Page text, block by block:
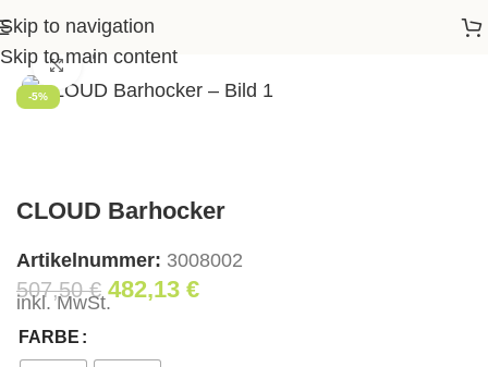
Skip to navigation
Skip to main content
>Shop>Essen
-5%
Klick zum Vergrößern
CLOUD Barhocker
Artikelnummer: 3008002
507,50€ 482,13 €
inkl. MwSt.
FARBE